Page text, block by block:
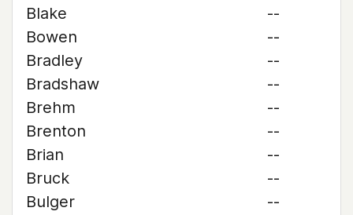
Blake
--
Bowen
--
Bradley
--
Bradshaw
--
Brehm
--
Brenton
--
Brian
--
Bruck
--
Bulger
--